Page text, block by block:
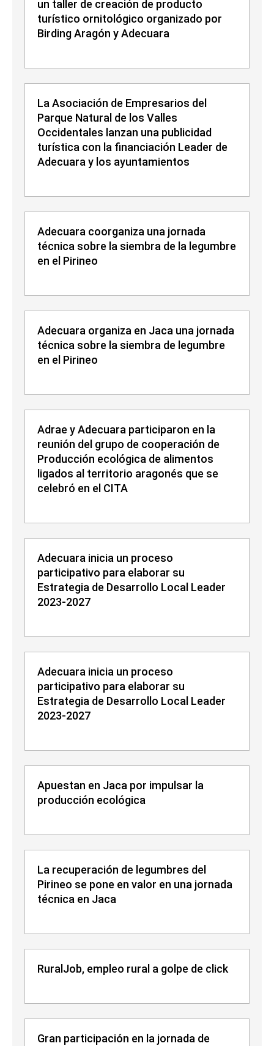
un taller de creación de producto
turístico ornitológico organizado por
Birding Aragón y Adecuara
La Asociación de Empresarios del
Parque Natural de los Valles
Occidentales lanzan una publicidad
turística con la financiación Leader de
Adecuara y los ayuntamientos
Adecuara coorganiza una jornada
técnica sobre la siembra de la legumbre
en el Pirineo
Adecuara organiza en Jaca una jornada
técnica sobre la siembra de legumbre
en el Pirineo
Adrae y Adecuara participaron en la
reunión del grupo de cooperación de
Producción ecológica de alimentos
ligados al territorio aragonés que se
celebró en el CITA
Adecuara inicia un proceso
participativo para elaborar su
Estrategia de Desarrollo Local Leader
2023-2027
Adecuara inicia un proceso
participativo para elaborar su
Estrategia de Desarrollo Local Leader
2023-2027
Apuestan en Jaca por impulsar la
producción ecológica
La recuperación de legumbres del
Pirineo se pone en valor en una jornada
técnica en Jaca
RuralJob, empleo rural a golpe de click
Gran participación en la jornada de